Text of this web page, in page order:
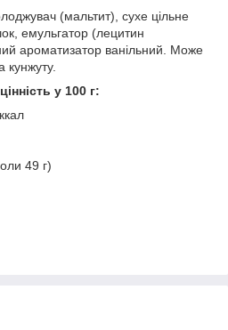
(мальтит), сухе цільне
емульгатор (лецитин
ароматизатор ванільний. Може
кунжуту.
у 100 г:
49 г)